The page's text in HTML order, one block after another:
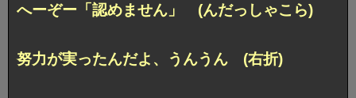
へーぞー「認めません」 (んだっしゃこら)
努力が実ったんだよ、うんうん (右折)